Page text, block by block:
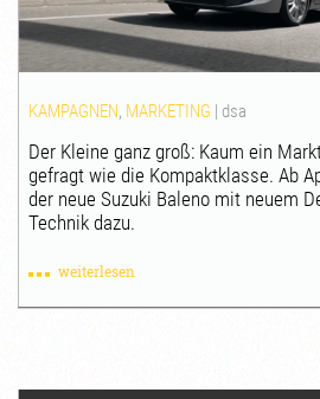
KAMPAGNEN, MARKETING | dsa
Der Kleine ganz groß: Kaum ein
gefragt wie die Kompaktklasse. Ab
der neue Suzuki Baleno mit neuem
Technik dazu.
weiterlesen